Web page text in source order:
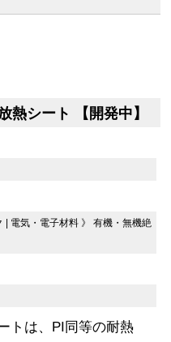
熱シート 【開発中】
| 電気・電子材料 》 有機・無機絶
トは、PI同等の耐熱